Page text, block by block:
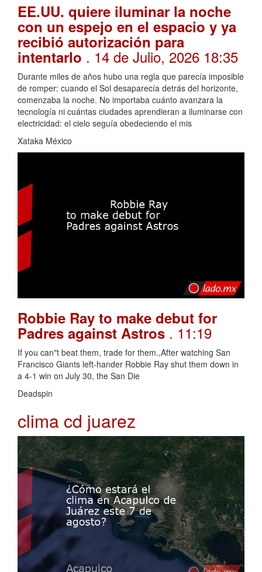
EE.UU. quiere iluminar la noche
con un espejo en el espacio y ya
recibió autorización para
intentarlo . 14 de Julio, 2026 18:35
Durante miles de años hubo una regla que parecía imposible
de romper: cuando el Sol desaparecía detrás del horizonte,
comenzaba la noche. No importaba cuánto avanzara la
tecnología ni cuántas ciudades aprendieran a iluminarse con
electricidad: el cielo seguía obedeciendo el mis
Xataka México
Robbie Ray to make debut for
Padres against Astros . 11:19
If you can"t beat them, trade for them.,After watching San
Francisco Giants left-hander Robbie Ray shut them down in
a 4-1 win on July 30, the San Die
Deadspin
clima cd juarez